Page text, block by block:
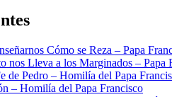
Cómo se Reza – Papa
nos Lleva a los Marginados – Papa
de Pedro – Homilía del Papa
– Homilía del Papa Francisco